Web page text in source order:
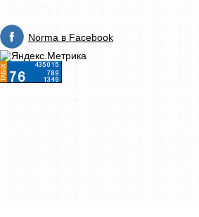
Norma в Facebook